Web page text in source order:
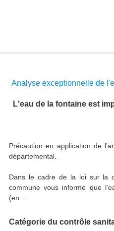
Analyse exceptionnelle de
L'eau de la fontaine est
Précaution en application de
départemental.
Dans le cadre de la loi sur la
commune vous informe que
(en...
Catégorie du contrôle